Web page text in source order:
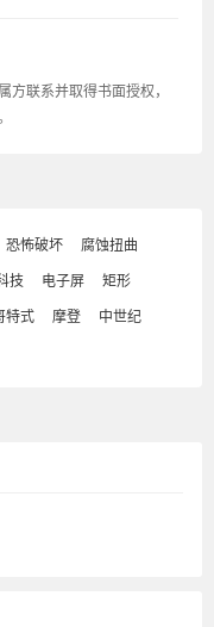
联系并取得书面授权，
恐怖破坏
腐蚀扭曲
技 电子屏
矩形
特式 摩登
中世纪